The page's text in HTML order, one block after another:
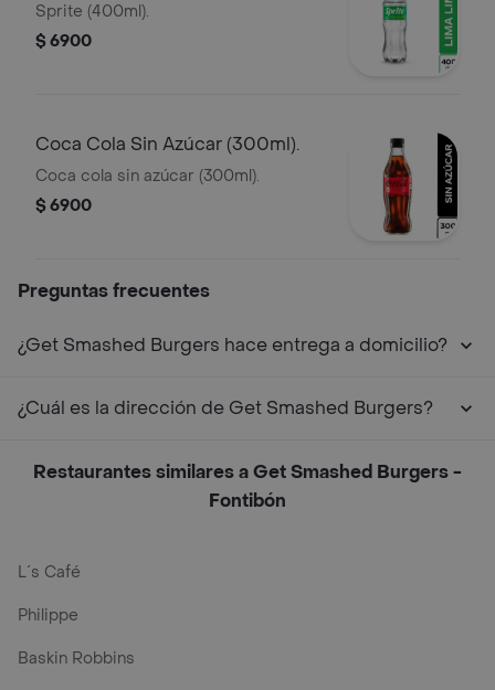
Sprite (400ml).
$ 6900
Coca Cola Sin Azúcar (300ml).
Coca cola sin azúcar (300ml).
$ 6900
Preguntas frecuentes
¿Get Smashed Burgers hace entrega a domicilio?
¿Cuál es la dirección de Get Smashed Burgers?
Restaurantes similares a Get Smashed Burgers -
Fontibón
L´s Café
Philippe
Baskin Robbins